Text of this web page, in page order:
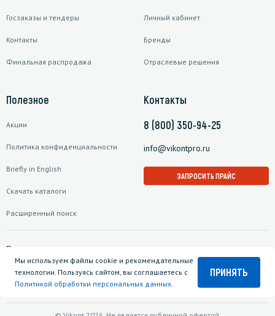
Госзаказы и тендеры
Контакты
Финальная распродажа
Личный кабинет
Бренды
Отраслевые решения
Полезное
Акции
Политика конфиденциальности
Briefly in English
Скачать каталоги
Расширенный поиск
Контакты
8 (800) 350-94-25
info@vikontpro.ru
ЗАПРОСИТЬ ПРАЙС
Подписаться на рассылку
Мы используем файлы cookie и рекомендательные
технологии. Пользуясь сайтом, вы соглашаетесь с
Политикой обработки персональных данных.
ПРИНЯТЬ